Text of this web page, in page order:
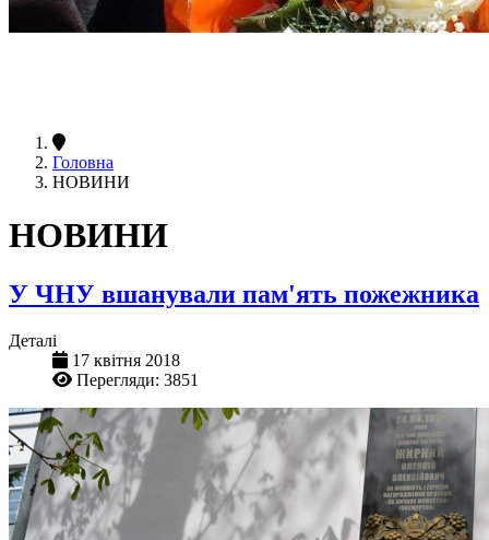
Головна
НОВИНИ
НОВИНИ
У ЧНУ вшанували пам'ять пожежника
Деталі
17 квітня 2018
Перегляди: 3851